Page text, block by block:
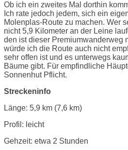
Ob ich ein zweites Mal dorthin
Ich rate jedoch jedem, sich ein
Molenplas-Route zu machen. Wer
nicht 5,9 Kilometer an der Leine
den ist dieser Premiumwanderweg
würde ich die Route auch nicht
sehr offen ist und es unterwegs
Bäume gibt. Für empfindliche
Sonnenhut Pflicht.
Streckeninfo
Länge: 5,9 km (7,6 km)
Profil: leicht
Gehzeit: etwa 2 Stunden